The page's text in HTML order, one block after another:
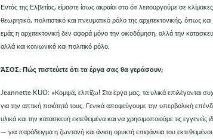
Εντός της Ελβετίας, είμαστε ίσως ακραίοι στο ότι λειτουργούμε σε
θεωρητικό, πολιτιστικό και πνευματικό ρόλο της αρχιτεκτονικής, όπως
εμάς η αρχιτεκτονική δεν αφορά μόνο την οικοδόμηση, αλλά την
αλλά και κοινωνικό και πολιτικό ρόλο.
ΆΣΟΣ: Πώς πιστεύετε ότι τα έργα σας θα γεράσουν;
Jeannette KUO: «Κομψά, ελπίζω! Στα έργα μας, τα υλικά επιλέγονται
για την απτική ποιότητά τους. Γενικά αποφεύγουμε την υπερβολική
υλικά και την κατασκευή εκτεθειμένα και να χρησιμοποιούμε τις εγγενείς
— για παράδειγμα η ζωντανή και άνιση ορυκτή επιφάνεια του